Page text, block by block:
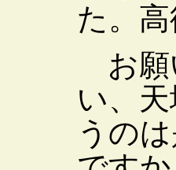
た。
お願
い、
うの